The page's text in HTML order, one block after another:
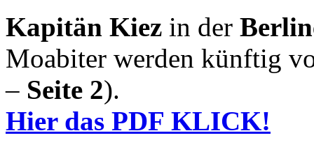
Kapitän Kiez in der
Moabiter werden künftig
– Seite 2).
Hier das PDF KLICK!